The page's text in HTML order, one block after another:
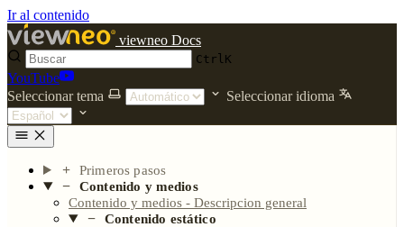
Ir al contenido
viewneo Docs
CtrlK
YouTube
Seleccionar tema
Seleccionar idioma
Primeros pasos
Contenido y medios
Contenido y medios - Descripcion general
Contenido estático